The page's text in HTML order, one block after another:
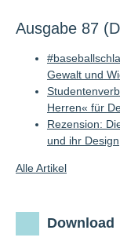
Ausgabe 87
Gewalt und
Herren« für
Rezension:
und ihr Design
Alle Artikel
Download